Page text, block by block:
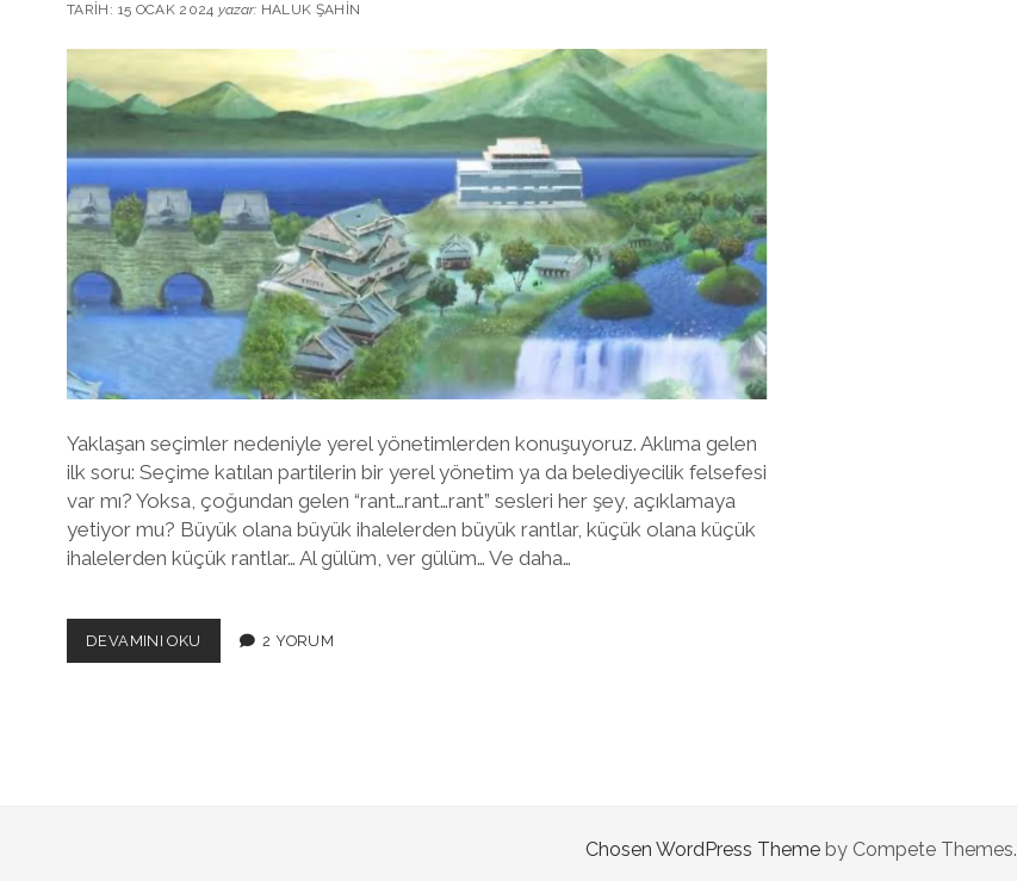
TARIH: 15 OCAK 2024yazar: HALUK ŞAHIN
Yaklaşan seçimler nedeniyle yerel yönetimlerden konuşuyoruz. Aklıma gelen
ilk soru: Seçime katılan partilerin bir yerel yönetim ya da belediyecilik felsefesi
var mı? Yoksa, çoğundan gelen “rant…rant…rant” sesleri her şey, açıklamaya
yetiyor mu? Büyük olana büyük ihalelerden büyük rantlar, küçük olana küçük
ihalelerden küçük rantlar… Al gülüm, ver gülüm… Ve daha…
DEVAMINI OKU PARTILERIN
YEREL
2 YORUM
Chosen WordPress Theme by Compete Themes.